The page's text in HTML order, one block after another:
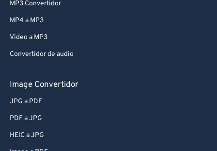
MP3 Convertidor
MP4 a MP3
Video a MP3
Convertidor de audio
Image Convertidor
JPG a PDF
PDF a JPG
HEIC a JPG